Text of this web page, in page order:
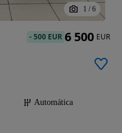
1 / 6
Automática
-500 EUR 6 500 EUR